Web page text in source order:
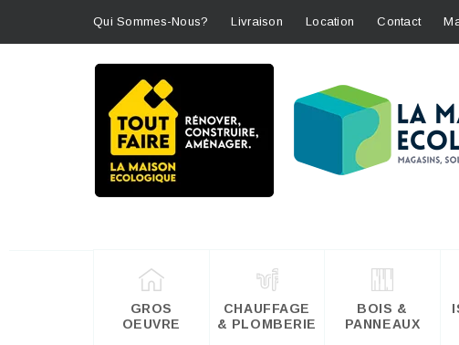
Qui Sommes-Nous? Livraison Location Contact
GROS
OEUVRE
CHAUFFAGE
& PLOMBERIE
BOIS &
PANNEAUX